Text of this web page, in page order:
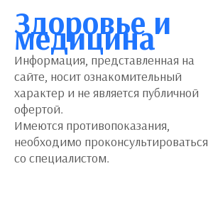
Здоровье и
медицина
Информация, представленная на
сайте, носит ознакомительный
характер и не является публичной
офертой.
Имеются противопоказания,
необходимо проконсультироваться
со специалистом.